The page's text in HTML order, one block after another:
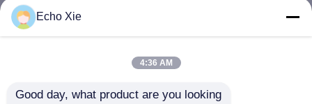
10ml Vial Labels
ฉลากขวดเล็ก
Echo Xie
4:36 AM
Good day, what product are you looking